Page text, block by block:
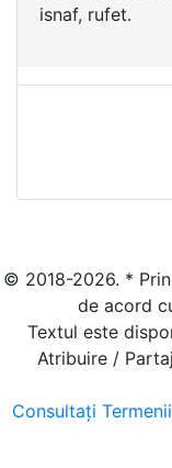
isnaf, rufet.
© 2018-2026. *
de acord
Textul este
Atribuire /
Consultați